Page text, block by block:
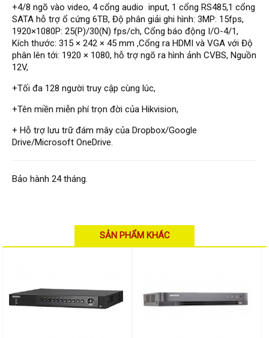
Đầu ghi HIKVISION
Đầu ghi Visionhitech
Đầu ghi Dahua
Đầu ghi KBVISION
Thiết bị chống trộm
Thiết bị chống trộm Paradox
Thiết bị Enforcer
access control
Khóa điện tử KBVISION
LẮP ĐẶT CAMERA TRỌN GÓI
GIẢI PHÁP CAMERA AN NINH
Hỗ trợ kỹ thuật
Hướng dẫn sử dụng
+4/8 ngõ vào video, 4 cổng audio input, 1 cổng RS485,1 cổng
SATA hỗ trợ ổ cứng 6TB, Độ phân giải ghi hình: 3MP: 15fps,
1920×1080P: 25(P)/30(N) fps/ch, Cổng báo động I/O-4/1,
Kích thước: 315 × 242 × 45 mm ,Cổng ra HDMI và VGA với Độ
phân lên tới: 1920 × 1080, hỗ trợ ngõ ra hình ảnh CVBS, Nguồn
12V,
+Tối đa 128 người truy cập cùng lúc,
+Tên miền miễn phí trọn đời của Hikvision,
+ Hỗ trợ lưu trữ đám mây của Dropbox/Google
Drive/Microsoft OneDrive.
Bảo hành 24 tháng.
SẢN PHẨM KHÁC